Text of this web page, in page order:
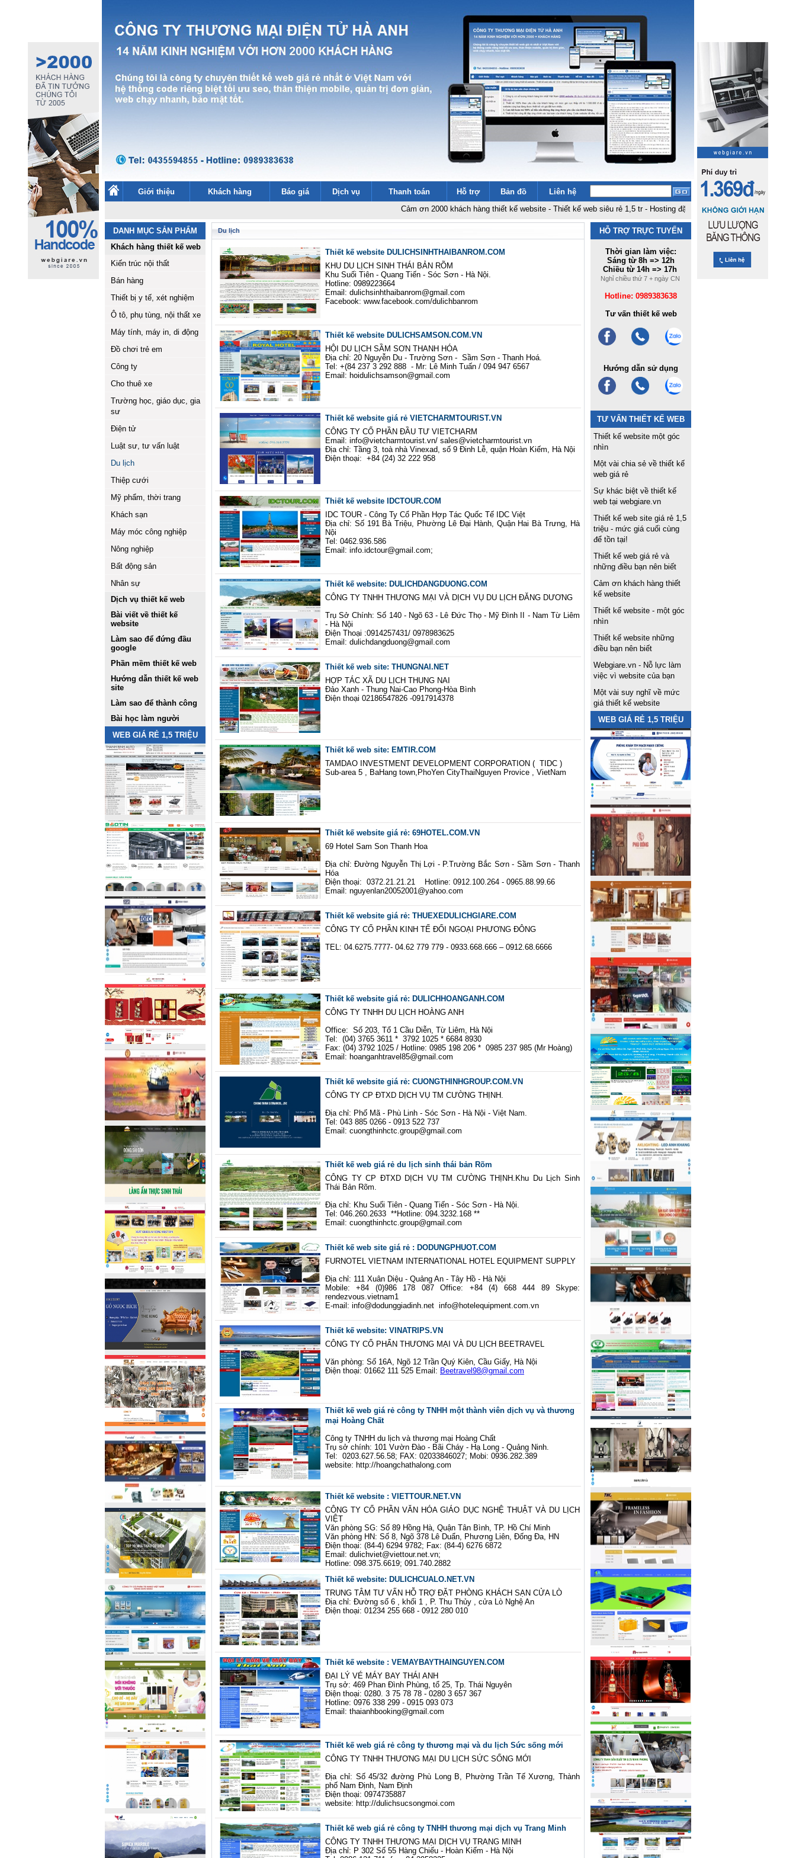
Giới thiệu Khách hàng Báo giá Dịch vụ Thanh toán Hỗ trợ Bản đồ
Liên hệ
Cảm ơn 2000 khách hàng thiết kế website -Thiết kế web siêu rẻ 1,5 tr- Hosting đặt tại fpt không hạn chế băng thông,
DANH MỤC SẢN PHẨM
Khách hàng thiết kế web
Kiến trúc nội thất
Bán hàng
Thiết bị y tế, xét nghiệm
Ô tô, phụ tùng, nội thất xe
Máy tính, máy in, di động
Đồ chơi trẻ em
Công ty
Cho thuê xe
Trường học, giáo dục, gia
sư
Điện tử
Luật sư, tư vấn luật
Du lịch
Thiệp cưới
Mỹ phẩm, thời trang
Khách sạn
Máy móc công nghiệp
Nông nghiệp
Bất động sản
Nhân sự
Dịch vụ thiết kế web
Bài viết về thiết kế
website
Làm sao để đứng đầu
google
Phần mềm thiết kế web
Hướng dẫn thiết kế web
site
Làm sao để thành công
Bài học làm người
WEB GIÁ RẺ 1,5 TRIỆU
Du lịch
Thiết kế website DULICHSINHTHAIBANROM.COM
KHU DU LỊCH SINH THÁI BẢN RÕM
Khu Suối Tiên - Quang Tiến - Sóc Sơn - Hà Nội.
Hotline: 0989223664
Email: dulichsinhthaibanrom@gmail.com
Facebook: www.facebook.com/dulichbanrom
Thiết kế website DULICHSAMSON.COM.VN
HỘI DU LỊCH SẦM SƠN THANH HÓA
Địa chỉ: 20 Nguyễn Du - Trường Sơn - Sầm Sơn - Thanh Hoá.
Tel: +(84 237 3 292 888 - Mr: Lê Minh Tuấn / 094 947 6567
Email: hoidulichsamson@gmail.com
Thiết kế website giá rẻ VIETCHARMTOURIST.VN
CÔNG TY CỔ PHẦN ĐẦU TƯ VIETCHARM
Email: info@vietcharmtourist.vn/ sales@vietcharmtourist.vn
Địa chỉ: Tầng 3, toà nhà Vinexad, số 9 Đinh Lễ, quận Hoàn Kiếm, Hà Nội
Điện thoại: +84 (24) 32 222 958
Thiết kế website IDCTOUR.COM
IDC TOUR - Công Ty Cổ Phần Hợp Tác Quốc Tế IDC Việt
Địa chỉ: Số 191 Bà Triệu, Phường Lê Đại Hành, Quận Hai Bà Trưng, Hà
Nội
Tel: 0462.936.586
Email: info.idctour@gmail.com;
Thiết kế website: DULICHDANGDUONG.COM
CÔNG TY TNHH THƯƠNG MẠI VÀ DỊCH VỤ DU LỊCH ĐĂNG DƯƠNG
Trụ Sở Chính: Số 140 - Ngõ 63 - Lê Đức Thọ - Mỹ Đình II - Nam Từ Liêm
- Hà Nội
Điện Thoại :0914257431/ 0978983625
Email: dulichdangduong@gmail.com
Thiết kế web site: THUNGNAI.NET
HỢP TÁC XÃ DU LỊCH THUNG NAI
Đảo Xanh - Thung Nai-Cao Phong-Hòa Bình
Điện thoại 02186547826 -0917914378
Thiết kế web site: EMTIR.COM
TAMDAO INVESTMENT DEVELOPMENT CORPORATION ( TIDC )
Sub-area 5 , BaHang town,PhoYen CityThaiNguyen Provice , VietNam
Thiết kế website giá rẻ: 69HOTEL.COM.VN
69 Hotel Sam Son Thanh Hoa
Địa chỉ: Đường Nguyễn Thị Lợi - P.Trường Bắc Sơn - Sầm Sơn - Thanh
Hóa
Điện thoại: 0372.21.21.21 Hotline: 0912.100.264 - 0965.88.99.66
Email: nguyenlan20052001@yahoo.com
Thiết kế website giá rẻ: THUEXEDULICHGIARE.COM
CÔNG TY CỔ PHẦN KINH TẾ ĐỐI NGOẠI PHƯƠNG ĐÔNG
TEL: 04.6275.7777- 04.62 779 779 - 0933.668.666 – 0912.68.6666
Thiết kế website giá rẻ: DULICHHOANGANH.COM
CÔNG TY TNHH DU LỊCH HOÀNG ANH
Office: Số 203, Tổ 1 Cầu Diễn, Từ Liêm, Hà Nội
Tel: (04) 3765 3611 * 3792 1025 * 6684 8930
Fax: (04) 3792 1025 / Hotline: 0985 198 206 * 0985 237 985 (Mr Hoàng)
Email: hoanganhtravel85@gmail.com
Thiết kế website giá rẻ: CUONGTHINHGROUP.COM.VN
CÔNG TY CP ĐTXD DỊCH VỤ TM CƯỜNG THỊNH.
Địa chỉ: Phố Mã - Phù Linh - Sóc Sơn - Hà Nội - Việt Nam.
Tel: 043 885 0266 - 0913 522 737
Email: cuongthinhctc.group@gmail.com
Thiết kế web giá rẻ du lịch sinh thái bản Rõm
CÔNG TY CP ĐTXD DỊCH VỤ TM CƯỜNG THỊNH.Khu Du Lịch Sinh
Thái Bản Rõm.
Địa chỉ: Khu Suối Tiên - Quang Tiến - Sóc Sơn - Hà Nội.
Tel: 046.260.2633 **Hotline: 094.3232.168 **
Email: cuongthinhctc.group@gmail.com
Thiết kế web site giá rẻ : DODUNGPHUOT.COM
FURNOTEL VIETNAM INTERNATIONAL HOTEL EQUIPMENT SUPPLY
Địa chỉ: 111 Xuân Diệu - Quảng An - Tây Hồ - Hà Nội
Mobile: +84 (0)986 178 087 Office: +84 (4) 668 444 89 Skype:
rendezvous.vietnam1
E-mail: info@dodunggiadinh.net info@hotelequipment.com.vn
Thiết kế website: VINATRIPS.VN
CÔNG TY CỔ PHẨN THƯƠNG MẠI VÀ DU LỊCH BEETRAVEL
Văn phòng: Số 16A, Ngõ 12 Trần Quý Kiên, Cầu Giấy, Hà Nội
Điện thoại: 01662 111 525 Email: Beetravel98@gmail.com
Thiết kế web giá rẻ công ty TNHH một thành viên dịch vụ và thương
mại Hoàng Chất
Công ty TNHH du lịch và thương mại Hoàng Chất
Trụ sở chính: 101 Vườn Đào - Bãi Cháy - Hạ Long - Quảng Ninh.
Tel: 0203.627.56.58; FAX: 02033846027; Mobi: 0936.282.389
website: http://hoangchathalong.com
Thiết kế website : VIETTOUR.NET.VN
CÔNG TY CỔ PHẦN VĂN HÓA GIÁO DỤC NGHỆ THUẬT VÀ DU LỊCH
VIỆT
Văn phòng SG: Số 89 Hồng Hà, Quận Tân Bình, TP. Hồ Chí Minh
Văn phòng HN: Số 8, Ngõ 378 Lê Duẩn, Phương Liên, Đống Đa, HN
Điện thoại: (84-4) 6294 9782; Fax: (84-4) 6276 6872
Email: dulichviet@viettour.net.vn;
Hotline: 098.375.6619; 091.740.2882
Thiết kế website: DULICHCUALO.NET.VN
TRUNG TÂM TƯ VẤN HỖ TRỢ ĐẶT PHÒNG KHÁCH SẠN CỬA LÒ
Địa chỉ: Đường số 6 , khối 1 , P. Thu Thủy , cửa Lò Nghệ An
Điện thoại: 01234 255 668 - 0912 280 010
Thiết kế website : VEMAYBAYTHAINGUYEN.COM
ĐẠI LÝ VÉ MÁY BAY THÁI ANH
Trụ sở: 469 Phan Đình Phùng, tổ 25, Tp. Thái Nguyên
Điện thoại: 0280. 3 75 78 78 - 0280 3 657 367
Hotline: 0976 338 299 - 0915 093 073
Email: thaianhbooking@gmail.com
Thiết kế web giá rẻ công ty thương mại và du lịch Sức sống mới
CÔNG TY TNHH THƯƠNG MẠI DU LỊCH SỨC SỐNG MỚI
Địa chỉ: Số 45/32 đường Phù Long B, Phường Trần Tế Xương, Thành
phố Nam Định, Nam Định
Điện thoại: 0974735887
website: http://dulichsucsongmoi.com
Thiết kế web giá rẻ công ty TNHH thương mại dịch vụ Trang Minh
CÔNG TY TNHH THƯƠNG MẠI DỊCH VỤ TRANG MINH
Địa chỉ: P 302 Số 55 Hàng Chiếu - Hoàn Kiếm - Hà Nội
HỖ TRỢ TRỰC TUYẾN
Thời gian làm việc:
Sáng từ 8h => 12h
Chiều từ 14h => 17h
Nghỉ chiều thứ 7 + ngày CN
Hotline: 0989383638
Tư vấn thiết kế web
Hướng dẫn sử dụng
TƯ VẤN THIẾT KẾ WEB
Thiết kế website một góc
nhìn
Một vài chia sẻ về thiết kế
web giá rẻ
Sự khác biệt về thiết kế
web tại webgiare.vn
Thiết kế web site giá rẻ 1,5
triệu - mức giá cuối cùng
để tồn tại!
Thiết kế web giá rẻ và
những điều bạn nên biết
Cảm ơn khách hàng thiết
kế website
Thiết kế website - một góc
nhìn
Thiết kế website những
điều bạn nên biết
Webgiare.vn - Nỗ lực làm
việc vì website của bạn
Một vài suy nghĩ về mức
giá thiết kế website
WEB GIÁ RẺ 1,5 TRIỆU